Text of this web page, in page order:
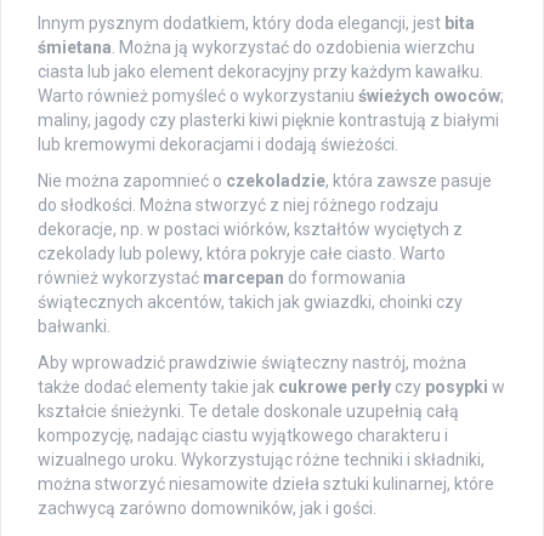
Innym pysznym dodatkiem, który doda elegancji, jest bita
śmietana. Można ją wykorzystać do ozdobienia wierzchu
ciasta lub jako element dekoracyjny przy każdym kawałku.
Warto również pomyśleć o wykorzystaniu świeżych owoców;
maliny, jagody czy plasterki kiwi pięknie kontrastują z białymi
lub kremowymi dekoracjami i dodają świeżości.
Nie można zapomnieć o czekoladzie, która zawsze pasuje
do słodkości. Można stworzyć z niej różnego rodzaju
dekoracje, np. w postaci wiórków, kształtów wyciętych z
czekolady lub polewy, która pokryje całe ciasto. Warto
również wykorzystać marcepan do formowania
świątecznych akcentów, takich jak gwiazdki, choinki czy
bałwanki.
Aby wprowadzić prawdziwie świąteczny nastrój, można
także dodać elementy takie jak cukrowe perły czy posypki w
kształcie śnieżynki. Te detale doskonale uzupełnią całą
kompozycję, nadając ciastu wyjątkowego charakteru i
wizualnego uroku. Wykorzystując różne techniki i składniki,
można stworzyć niesamowite dzieła sztuki kulinarnej, które
zachwycą zarówno domowników, jak i gości.